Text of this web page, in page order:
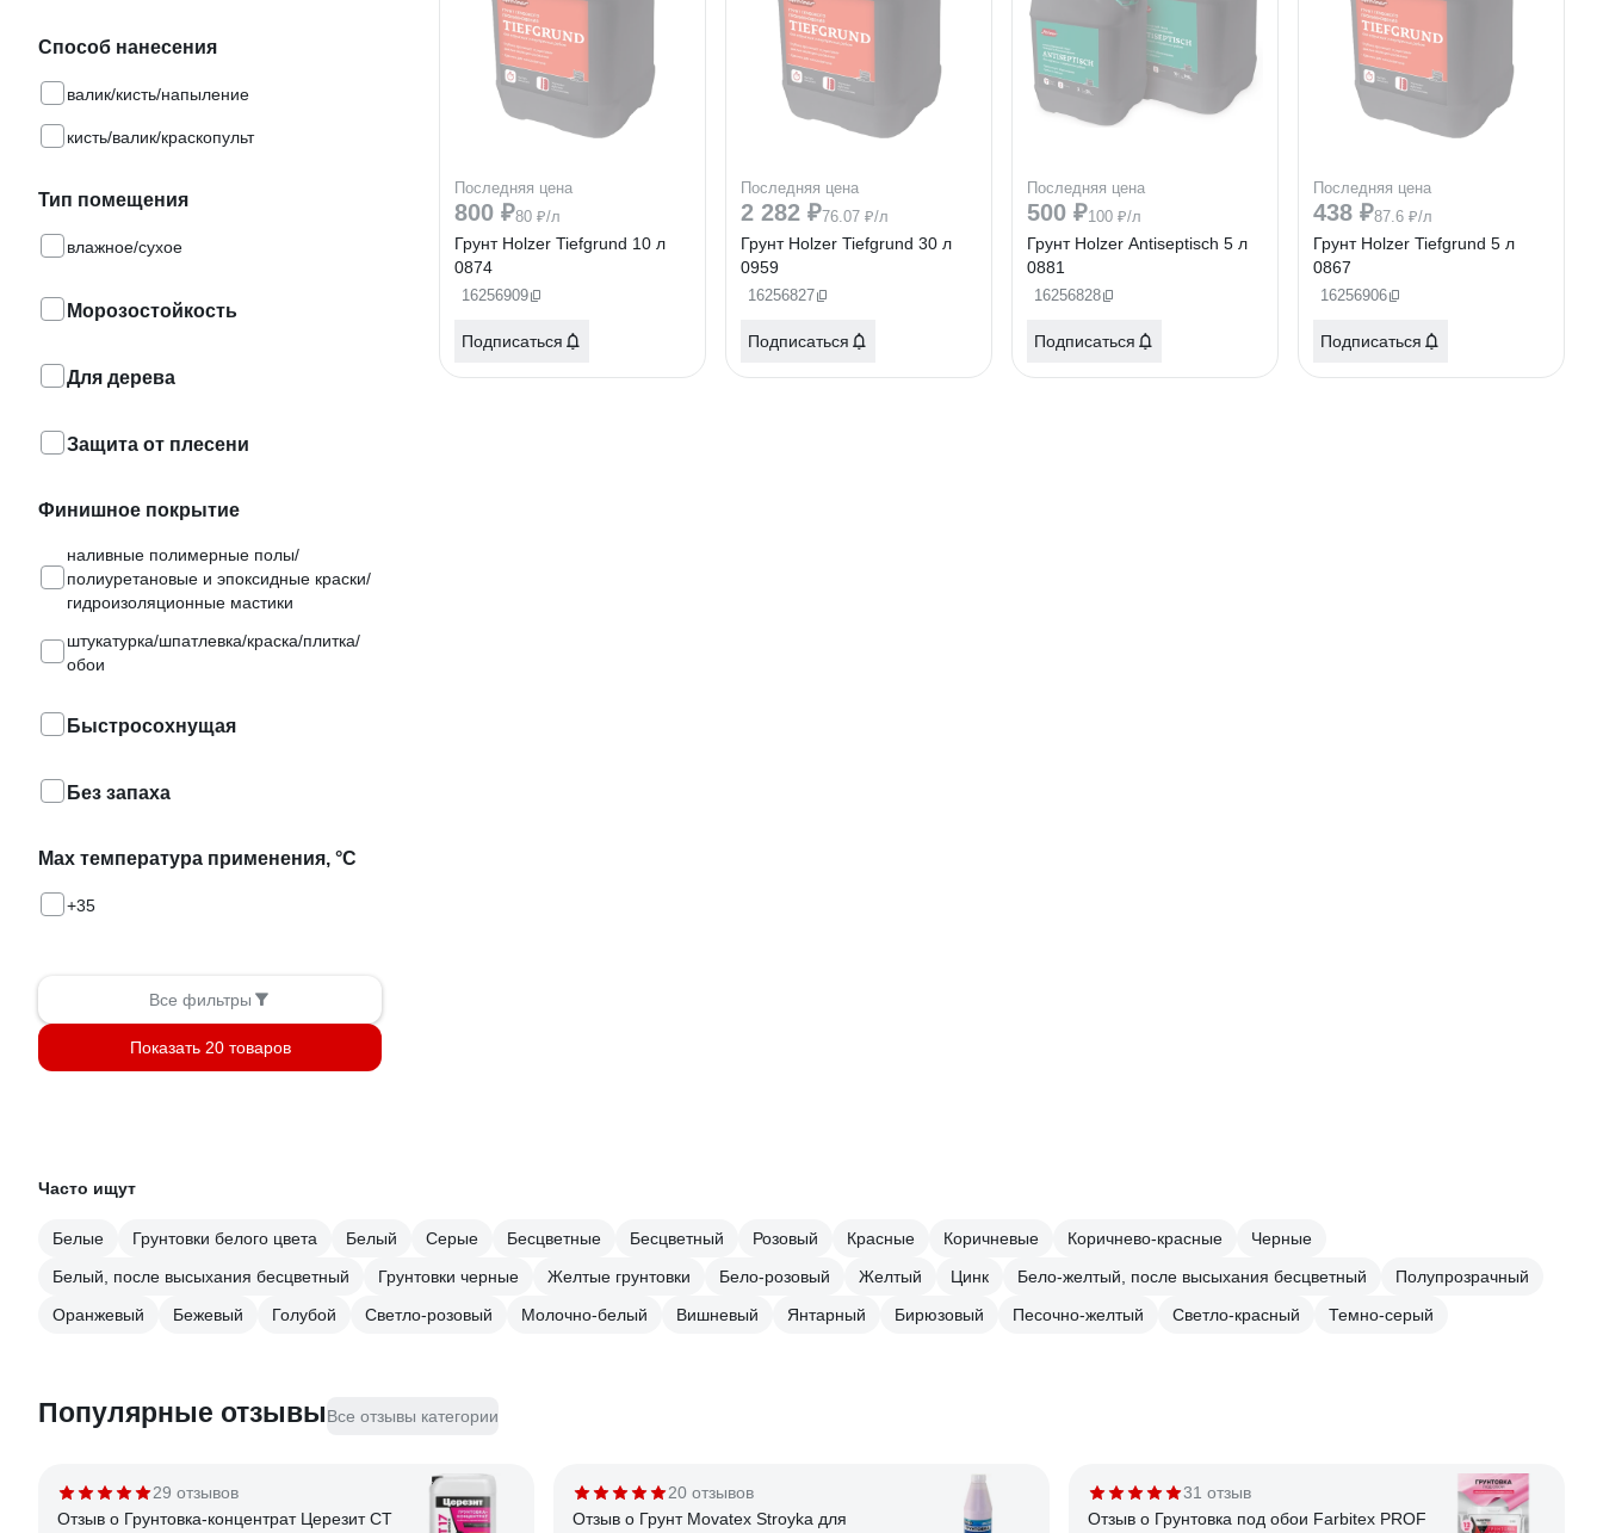
Способ нанесения
валик/кисть/напыление
кисть/валик/краскопульт
Тип помещения
влажное/сухое
Морозостойкость
Для дерева
Защита от плесени
Финишное покрытие
наливные полимерные полы/
полиуретановые и эпоксидные краски/
гидроизоляционные мастики
штукатурка/шпатлевка/краска/плитка/
обои
Быстросохнущая
Без запаха
Max температура применения, °С
+35
Все фильтры
Показать 20 товаров
Последняя цена
800 ₽80 ₽/л
Грунт Holzer Tiefgrund 10 л
0874
16256909
Подписаться
Последняя цена
2 282 ₽76.07 ₽/л
Грунт Holzer Tiefgrund 30 л
0959
16256827
Подписаться
Последняя цена
500 ₽100 ₽/л
Грунт Holzer Antiseptisch 5 л
0881
16256828
Подписаться
Последняя цена
438 ₽87.6 ₽/л
Грунт Holzer Tiefgrund 5 л
0867
16256906
Подписаться
Часто ищут
Белые Грунтовки белого цвета Белый Серые Бесцветные Бесцветный Розовый Красные Коричневые Коричнево-красные
Черные
Белый, после высыхания бесцветный
Грунтовки чeрные Жeлтые грунтовки Бело-розовый Желтый Цинк Бело-желтый, после высыхания бесцветный
Полупрозрачный
Оранжевый
Бежевый Голубой Светло-розовый Молочно-белый Вишневый Янтарный Бирюзовый Песочно-желтый Светло-красный Темно-серый
Популярные отзывыВсе отзывы категории
29 отзывов
Отзыв о Грунтовка-концентрат Церезит CT
20 отзывов
Отзыв о Грунт Movatex Stroyka для
31 отзыв
Отзыв о Грунтовка под обои Farbitex PROF